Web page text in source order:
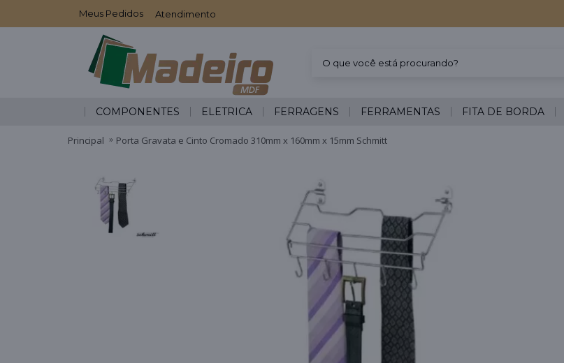
Meus Pedidos Atendimento
COMPONENTES ELÉTRICA FERRAGENS FERRAMENTAS FITA DE BORDA
Principal Porta Gravata e Cinto Cromado 310mm x 160mm x 15mm Schmitt